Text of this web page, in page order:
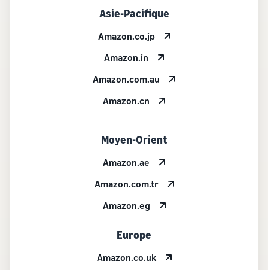
Asie-Pacifique
Amazon.co.jp
Amazon.in
Amazon.com.au
Amazon.cn
Moyen-Orient
Amazon.ae
Amazon.com.tr
Amazon.eg
Europe
Amazon.co.uk